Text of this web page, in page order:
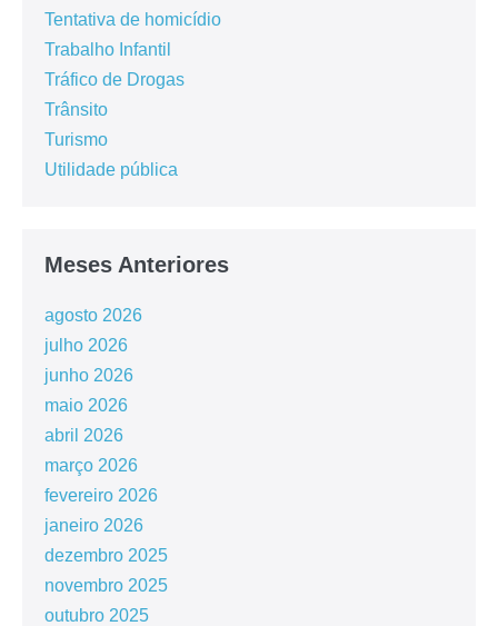
Tentativa de homicídio
Trabalho Infantil
Tráfico de Drogas
Trânsito
Turismo
Utilidade pública
Meses Anteriores
agosto 2026
julho 2026
junho 2026
maio 2026
abril 2026
março 2026
fevereiro 2026
janeiro 2026
dezembro 2025
novembro 2025
outubro 2025